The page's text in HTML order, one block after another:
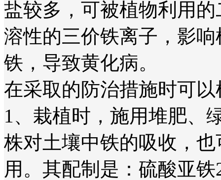
盐较多，可被植物利用
溶性的三价铁离子，影
铁，导致黄化病。
在采取的防治措施时可
1、栽植时，施用堆肥、
株对土壤中铁的吸收，
用。其配制是：硫酸亚